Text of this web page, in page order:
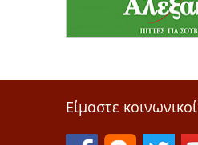
Είμαστε κοινωνικοί